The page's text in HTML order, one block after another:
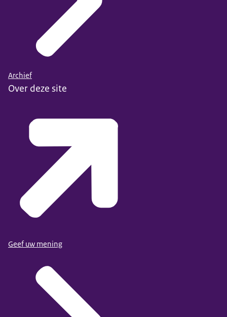
Archief
Over deze site
Geef uw mening